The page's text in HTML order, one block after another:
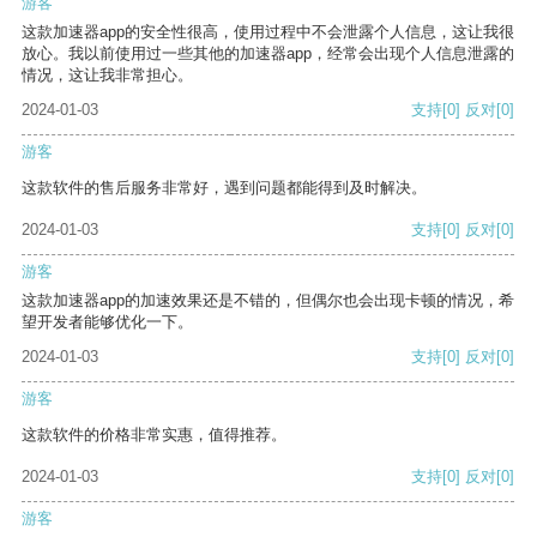
这款加速器app的安全性很高，使用过程中不会泄露个人信息，这让我很
放心。我以前使用过一些其他的加速器app，经常会出现个人信息泄露的
情况，这让我非常担心。
2024-01-03
支持[0] 反对[0]
游客
这款软件的售后服务非常好，遇到问题都能得到及时解决。
2024-01-03 支持[0] 反对[0]
游客
这款加速器app的加速效果还是不错的，但偶尔也会出现卡顿的情况，希
望开发者能够优化一下。
2024-01-03
支持[0] 反对[0]
游客
这款软件的价格非常实惠，值得推荐。
2024-01-03 支持[0] 反对[0]
游客